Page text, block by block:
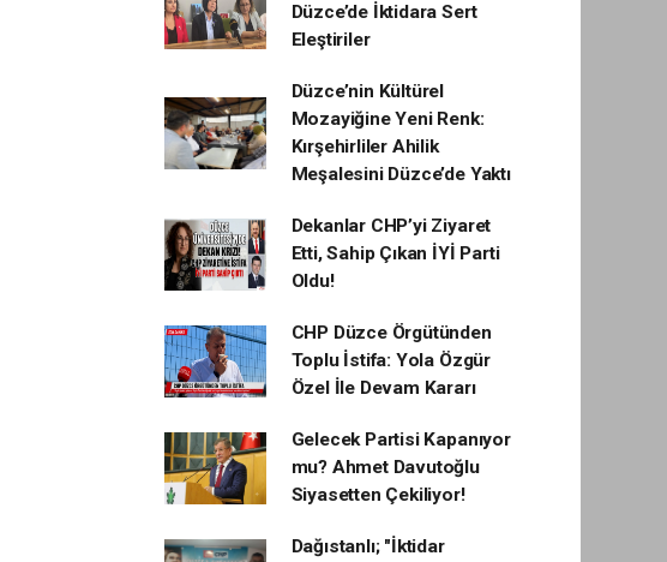
Düzce’de İktidara Sert
Eleştiriler
Düzce’nin Kültürel
Mozayiğine Yeni Renk:
Kırşehirliler Ahilik
Meşalesini Düzce’de Yaktı
Dekanlar CHP’yi Ziyaret
Etti, Sahip Çıkan İYİ Parti
Oldu!
CHP Düzce Örgütünden
Toplu İstifa: Yola Özgür
Özel İle Devam Kararı
Gelecek Partisi Kapanıyor
mu? Ahmet Davutoğlu
Siyasetten Çekiliyor!
Dağıstanlı; "İktidar